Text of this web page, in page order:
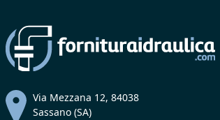
Via Mezzana 12, 84038
Sassano (SA)